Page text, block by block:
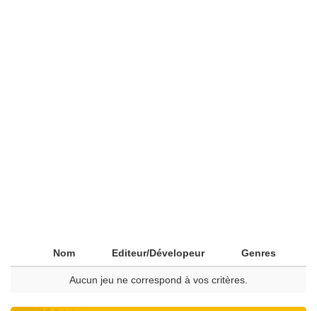
Nom Editeur/Dévelopeur Genres
Aucun jeu ne correspond à vos critères.